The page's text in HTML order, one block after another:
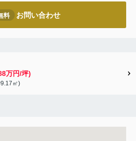
料 お問い合わせ
万円/坪)
㎡)